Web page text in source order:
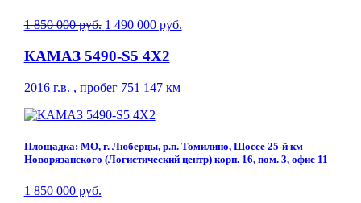
1 850 000 руб. 1 490 000 руб.
КАМАЗ 5490-S5 4Х2
2016 г.в. , пробег 751 147 км
Площадка: МО, г. Люберцы, р.п. Томилино, Шоссе 25-й км
Новорязанского (Логистический центр) корп. 16, пом. 3, офис 11
1 850 000 руб.